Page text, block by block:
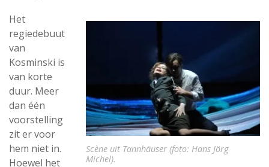
Scène uit Tannhäuser (foto: Hans Jörg
Michel).
Het
regiedebuut
van
Kosminski is
van korte
duur. Meer
dan één
voorstelling
zit er voor
hem niet in.
Hoewel het